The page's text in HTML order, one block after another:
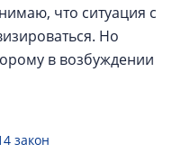
что ситуация с
Но
в возбуждении
закон